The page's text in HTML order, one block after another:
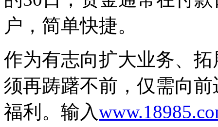
户，简单快捷。
作为有志向扩大业务、
须再踌躇不前，仅需向
福利。输入